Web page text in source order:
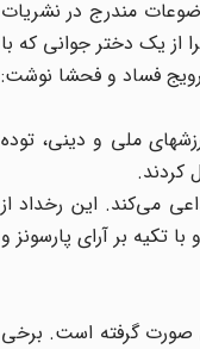
مندرج در‌ نشریات‌
از یک‌ دختر جوانی‌ که‌ با
فساد و فحشا نوشت:
ملی‌ و دینی، توده‌
می‌کند. این رخداد از
تکیه بر آرای پارسونز و
صورت گرفته است. برخی